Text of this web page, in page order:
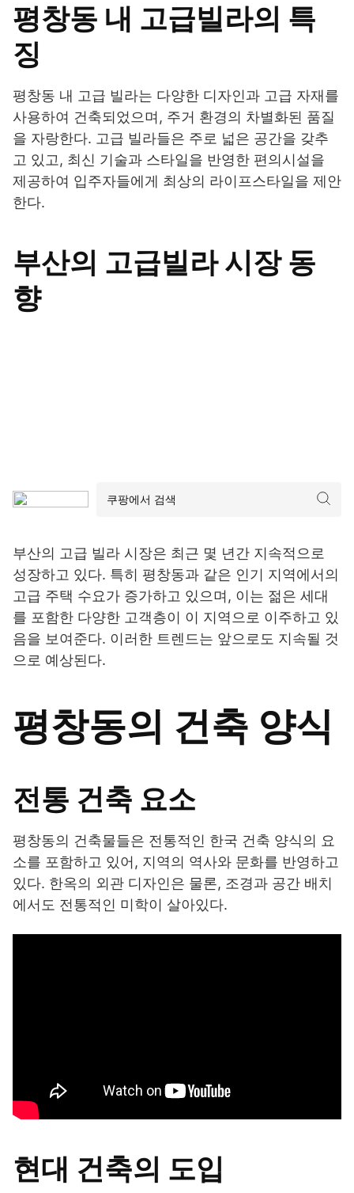
평창동 내 고급빌라의 특
징
평창동 내 고급 빌라는 다양한 디자인과 고급 자재를
사용하여 건축되었으며, 주거 환경의 차별화된 품질
을 자랑한다. 고급 빌라들은 주로 넓은 공간을 갖추
고 있고, 최신 기술과 스타일을 반영한 편의시설을
제공하여 입주자들에게 최상의 라이프스타일을 제안
한다.
부산의 고급빌라 시장 동
향
부산의 고급 빌라 시장은 최근 몇 년간 지속적으로
성장하고 있다. 특히 평창동과 같은 인기 지역에서의
고급 주택 수요가 증가하고 있으며, 이는 젊은 세대
를 포함한 다양한 고객층이 이 지역으로 이주하고 있
음을 보여준다. 이러한 트렌드는 앞으로도 지속될 것
으로 예상된다.
평창동의 건축 양식
전통 건축 요소
평창동의 건축물들은 전통적인 한국 건축 양식의 요
소를 포함하고 있어, 지역의 역사와 문화를 반영하고
있다. 한옥의 외관 디자인은 물론, 조경과 공간 배치
에서도 전통적인 미학이 살아있다.
현대 건축의 도입